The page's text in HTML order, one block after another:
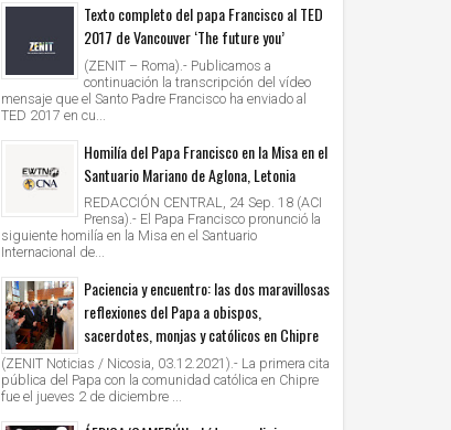
Texto completo del papa Francisco al TED
2017 de Vancouver ‘The future you’
(ZENIT – Roma).- Publicamos a
continuación la transcripción del vídeo
mensaje que el Santo Padre Francisco ha enviado al
TED 2017 en cu...
Homilía del Papa Francisco en la Misa en el
Santuario Mariano de Aglona, Letonia
REDACCIÓN CENTRAL, 24 Sep. 18 (ACI
Prensa).- El Papa Francisco pronunció la
siguiente homilía en la Misa en el Santuario
Internacional de...
Paciencia y encuentro: las dos maravillosas
reflexiones del Papa a obispos,
sacerdotes, monjas y católicos en Chipre
(ZENIT Noticias / Nicosia, 03.12.2021).- La primera cita
pública del Papa con la comunidad católica en Chipre
fue el jueves 2 de diciembre ...